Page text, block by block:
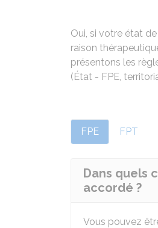
Oui, si votre état
raison
présentons les
(État - FPE,
FPE FPT
Dans quels
accordé ?
Vous pouvez